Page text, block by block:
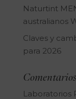
Naturtint
australianos
Claves y
para 2026
Laboratorios